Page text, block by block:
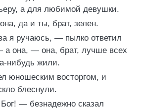
а для любимой девушки.
да и ты, брат, зелен.
я ручаюсь, — пылко ответил
а она, — она, брат, лучше всех
нибудь жили.
юношеским восторгом, и
блеснули.
— безнадежно сказал